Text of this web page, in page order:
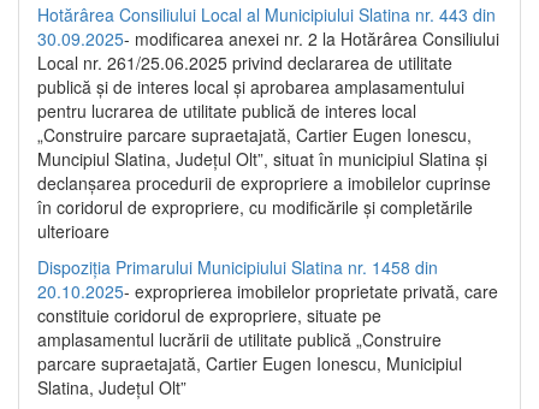
Hotărârea Consiliului Local al Municipiului Slatina nr. 443 din
30.09.2025- modificarea anexei nr. 2 la Hotărârea Consiliului
Local nr. 261/25.06.2025 privind declararea de utilitate
publică şi de interes local şi aprobarea amplasamentului
pentru lucrarea de utilitate publică de interes local
„Construire parcare supraetajată, Cartier Eugen Ionescu,
Muncipiul Slatina, Judeţul Olt”, situat în municipiul Slatina şi
declanşarea procedurii de expropriere a imobilelor cuprinse
în coridorul de expropriere, cu modificările şi completările
ulterioare
Dispoziția Primarului Municipiului Slatina nr. 1458 din
20.10.2025- exproprierea imobilelor proprietate privată, care
constituie coridorul de expropriere, situate pe
amplasamentul lucrării de utilitate publică „Construire
parcare supraetajată, Cartier Eugen Ionescu, Municipiul
Slatina, Județul Olt”